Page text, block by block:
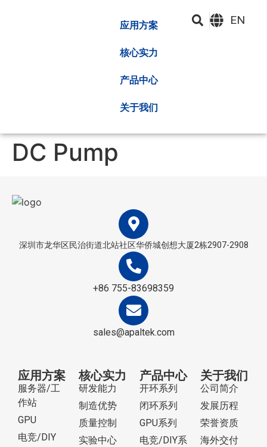
应用方案
核心实力
产品中心
关于我们
EN
DC Pump
深圳市龙华区民治街道北站社区华侨城创想大厦2栋2907-2908
+86 755-83698359
sales@apaltek.com
应用方案
服务器/工
作站
GPU
电竞/DIY
核心实力
研发能力
制造优势
质量控制
实验中心
产品中心
开环系列
闭环系列
GPU系列
电竞/DIY系
关于我们
公司简介
发展历程
荣誉资质
海外交付